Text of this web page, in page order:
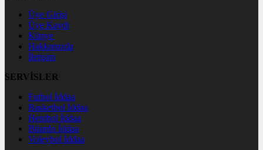
Üye Girişi
Üye Kaydı
Künye
Hakkımızda
İletişim
SERVİSLER
Futbol İddaa
Basketbol İddaa
Hentbol İddaa
Bilardo İddaa
Voleybol İddaa